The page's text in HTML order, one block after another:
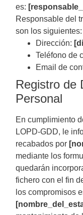
es:
Responsable del
son los siguientes:
Dirección:
Teléfono de
Email de
Registro de
Personal
En cumplimiento
LOPD-GDD, le
recabados por
mediante los
quedarán
fichero con el fin
los compromisos